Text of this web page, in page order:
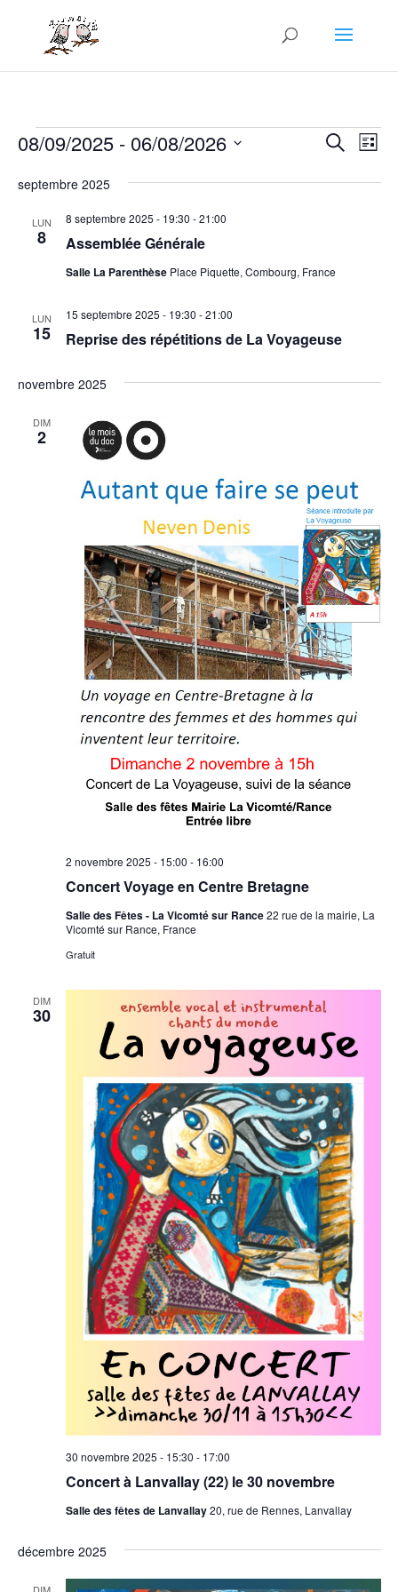
Évènements Recherche
de
Liste
08/09/2025 - 06/08/2026
une
septembre 2025
LUN
8 Assemblée Générale
8 septembre 2025 - 19:30 -21:00
Salle La Parenthèse Place Piquette, Combourg, France
LUN
15 Reprise des répétitions de La Voyageuse
15 septembre 2025 - 19:30 -21:00
novembre 2025
DIM
2
Concert Voyage en Centre Bretagne
2 novembre 2025 - 15:00 - 16:00
Salle des Fêtes - La Vicomté sur Rance22 rue de la mairie, La
Vicomté sur Rance, France
Gratuit
DIM
30
Concert à Lanvallay (22) le 30 novembre
30 novembre 2025 - 15:30 - 17:00
Salle des fêtes de Lanvallay20, rue de Rennes, Lanvallay
décembre 2025